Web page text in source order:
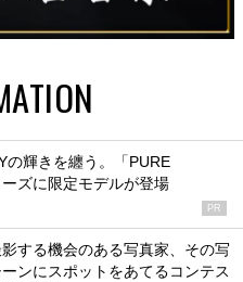
の輝きを纏う。「PURE
ズに限定モデルが登場
PR
する機会のある写真家、その写
ンにスポットをあてるコンテス